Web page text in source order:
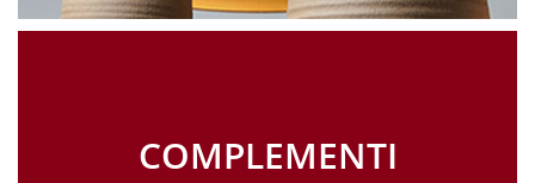
COMPLEMENTI